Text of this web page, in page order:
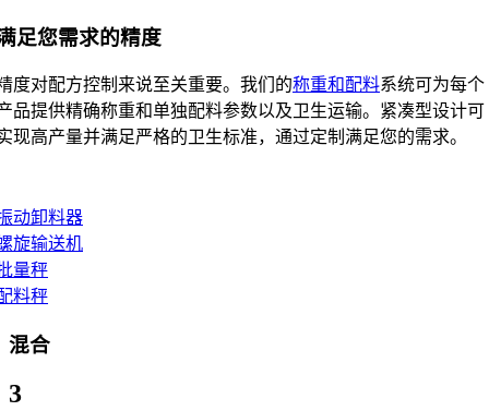
足您需求的精度
度对配方控制来说至关重要。我们的称重和配料系统可为每个
品提供精确称重和单独配料参数以及卫生运输。紧凑型设计可
现高产量并满足严格的卫生标准，通过定制满足您的需求。
动卸料器
旋输送机
量秤
料秤
混合
3